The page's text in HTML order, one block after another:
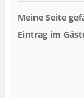
Meine Seite
Eintrag im